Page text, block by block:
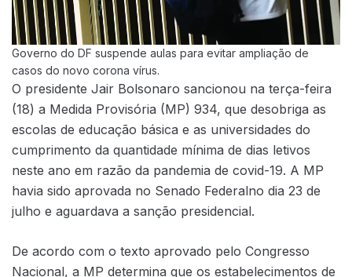
Governo do DF suspende aulas para evitar ampliação de
casos do novo corona vírus.
O presidente Jair Bolsonaro sancionou na terça-feira
(18) a Medida Provisória (MP) 934, que desobriga as
escolas de educação básica e as universidades do
cumprimento da quantidade mínima de dias letivos
neste ano em razão da pandemia de covid-19. A MP
havia sido aprovada no Senado Federalno dia 23 de
julho e aguardava a sanção presidencial.
De acordo com o texto aprovado pelo Congresso
Nacional, a MP determina que os estabelecimentos de